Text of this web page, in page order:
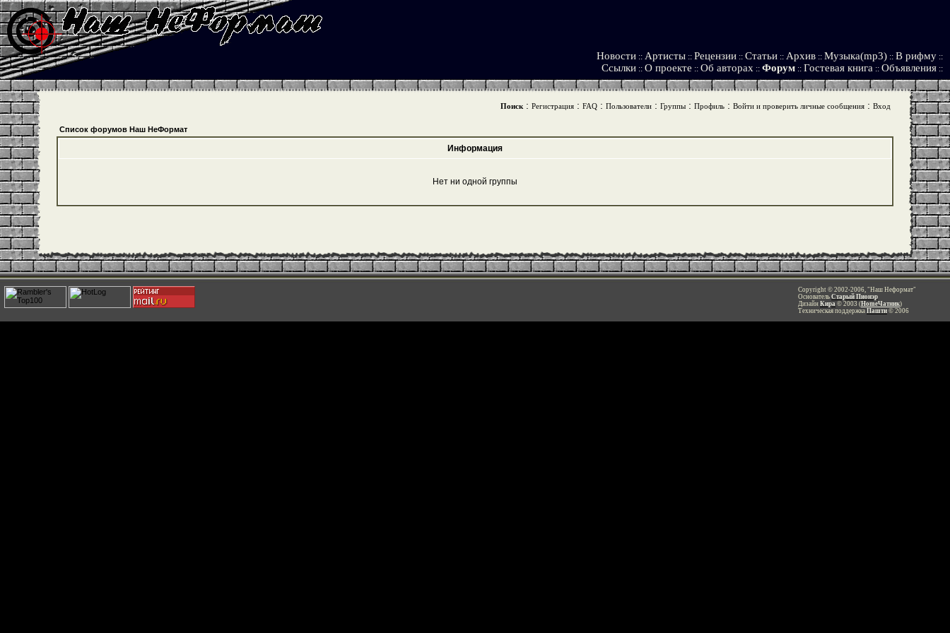
Новости :: Артисты :: Рецензии :: Статьи :: Архив :: Музыка(mp3) :: В рифму ::
Ссылки :: О проекте :: Об авторах :: Форум :: Гостевая книга :: Объявления ::
Поиск: Регистрация: FAQ: Пользователи: Группы: Профиль: Войти и проверить личные сообщения: Вход
Список форумов Наш НеФормат
Информация
Нет ни одной группы
Copyright © 2002-2006, "Наш Неформат"
Основатель Старый Пионэр
Дизайн Кира © 2003 (HomeЧатник)
Техническая поддержка Пашти © 2006